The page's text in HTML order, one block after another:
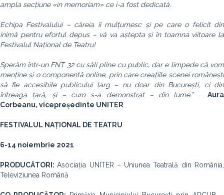
ampla secțiune «in memoriam» ce i-a fost dedicată.
Echipa Festivalului – căreia îi mulțumesc și pe care o felicit din
inimă pentru efortul depus – vă va aștepta și în toamna viitoare la
Festivalul Național de Teatru!
Sperăm într-un FNT 32 cu săli pline cu public, dar e limpede că vom
menține și o componentă online, prin care creațiile scenei românești
să fie accesibile publicului larg – nu doar din București, ci din
întreaga țară, și – cum s-a demonstrat – din lume.”–Aura
Corbeanu, vicepreședinte UNITER
FESTIVALUL NAȚIONAL DE TEATRU
6-14 noiembrie 2021
PRODUCĂTORI:Asociația UNITER – Uniunea Teatrală din România,
Televiziunea Română